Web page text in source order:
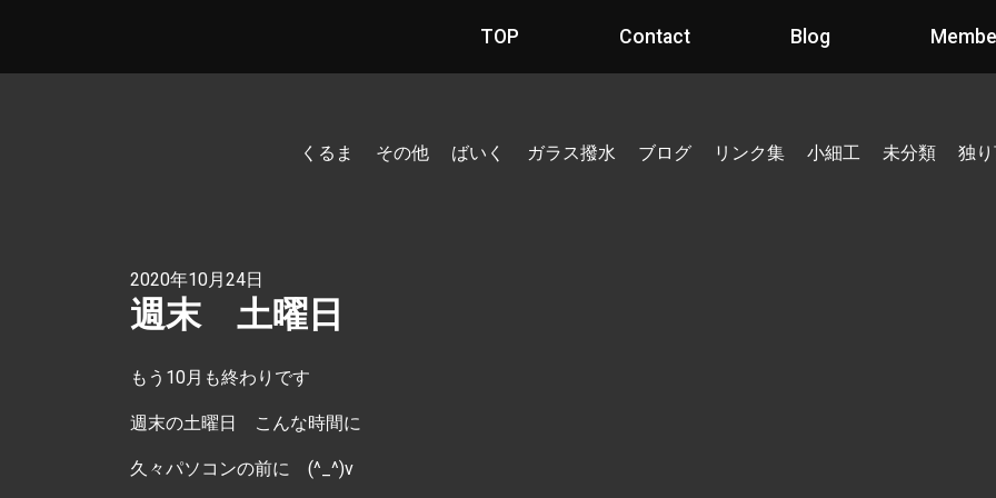
TOP Contact Blog
くるま その他 ばいく ガラス撥水 ブログ リンク集 小細工 未分類 独
2020年10月24日
週末 土曜日
もう10月も終わりです
週末の土曜日 こんな時間に
久々パソコンの前に (^_^)v